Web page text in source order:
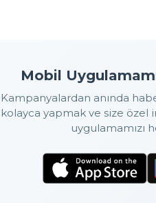
Mobil
Kampanyalardan anında
kolayca yapmak ve size özel
uygulamamızı